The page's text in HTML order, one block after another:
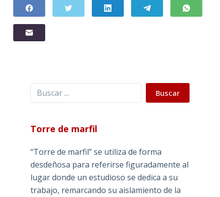
Buscar Buscar
Torre de marfil
“Torre de marfil” se utiliza de forma
desdeñosa para referirse figuradamente al
lugar donde un estudioso se dedica a su
trabajo, remarcando su aislamiento de la